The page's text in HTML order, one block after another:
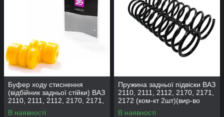
Буфер ходу стиснення
(відбійник задньої стійки) ВАЗ
2110, 2111, 2112, 2170, 2171,
2172 (2шт) (вир-во CS-20
В наявності
Пружина задньої підвіски ВАЗ
2110, 2111, 2112, 2170, 2171,
2172 (ком-кт 2шт)(вир-во
SKADI)
В наявності